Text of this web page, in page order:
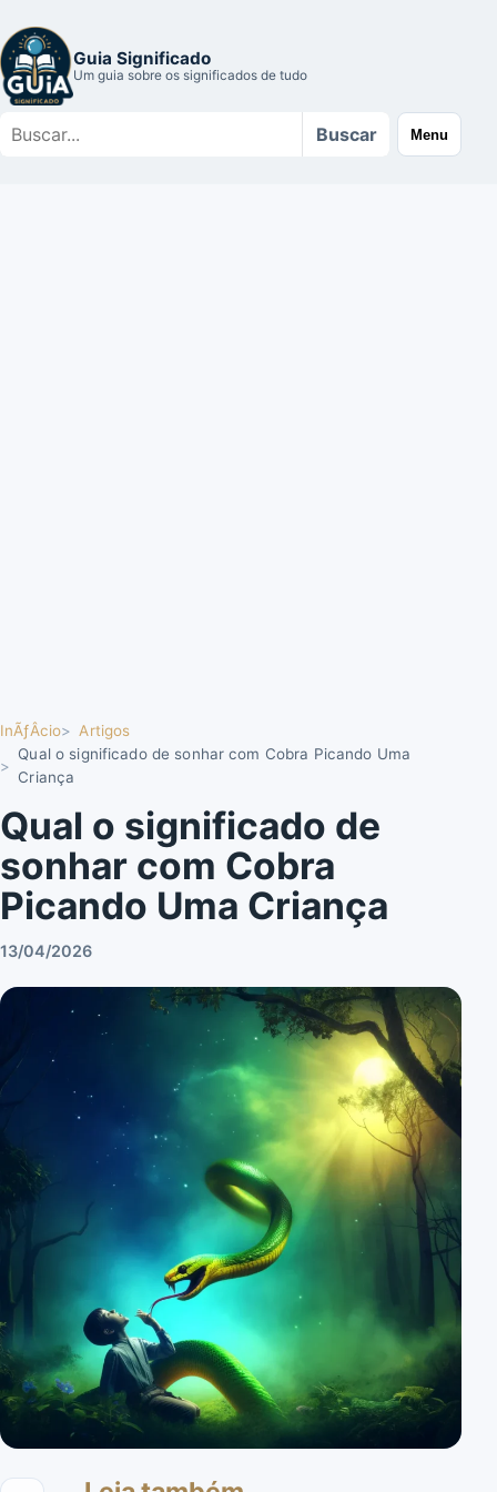
Guia Significado
Um guia sobre os significados de tudo
Buscar
Buscar Menu
InÃƒÂ­cio
Artigos
Qual o significado de sonhar com Cobra Picando Uma
Criança
Qual o significado de
sonhar com Cobra
Picando Uma Criança
13/04/2026